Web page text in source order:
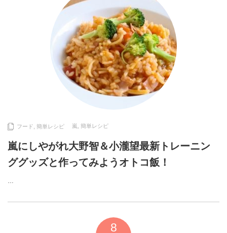
フード 簡単レシピ 嵐 簡単レシピ
嵐にしやがれ大野智＆小瀧望最新トレーニン
ググッズと作ってみようオトコ飯！
…
8